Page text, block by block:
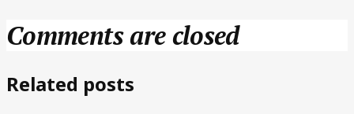
Comments are closed
Related posts